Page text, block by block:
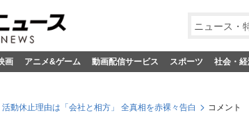
ニュース・
画 アニメ&ゲーム 動画配信サービス スポーツ 社会・
動休止理由は「会社と相方」 全真相を赤裸々告白 コメント